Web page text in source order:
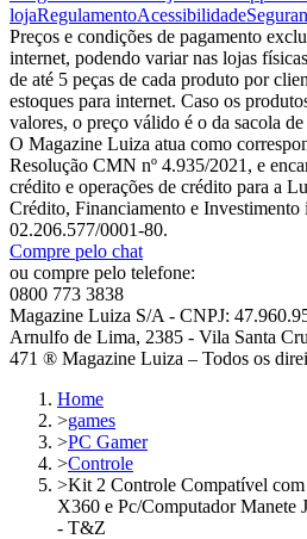
lojaRegulamentoAcessibilidade
Preços e condições de pagamento
internet, podendo variar nas lojas
de até 5 peças de cada produto por
estoques para internet. Caso os
valores, o preço válido é o da sacola de
O Magazine Luiza atua como
Resolução CMN nº 4.935/2021, e
crédito e operações de crédito para a
Crédito, Financiamento e Investimento
02.206.577/0001-80.
Compre pelo chat
ou compre pelo telefone:
0800 773 3838
Magazine Luiza S/A - CNPJ:
Arnulfo de Lima, 2385 - Vila Santa
471 ® Magazine Luiza – Todos os
Home
>games
>PC Gamer
>Controle
>Kit 2 Controle Compatível
X360 e Pc/Computador
- T&Z